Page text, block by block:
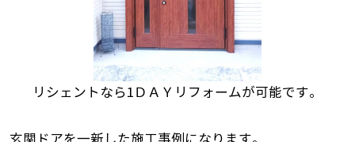
リシェントなら1ＤＡＹリフォームが可能です。